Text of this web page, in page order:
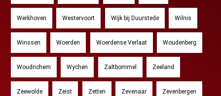
Werkhoven Westervoort Wijk bij Duurstede Wilnis
Winssen Woerden Woerdense Verlaat Woudenberg
Woudrichem Wychen Zaltbommel Zeeland
Zeewolde Zeist Zetten Zevenaar Zevenbergen